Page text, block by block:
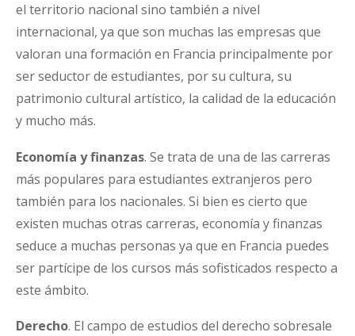
el territorio nacional sino también a nivel
internacional, ya que son muchas las empresas que
valoran una formación en Francia principalmente por
ser seductor de estudiantes, por su cultura, su
patrimonio cultural artístico, la calidad de la educación
y mucho más.
Economía y finanzas. Se trata de una de las carreras
más populares para estudiantes extranjeros pero
también para los nacionales. Si bien es cierto que
existen muchas otras carreras, economía y finanzas
seduce a muchas personas ya que en Francia puedes
ser partícipe de los cursos más sofisticados respecto a
este ámbito.
Derecho. El campo de estudios del derecho sobresale